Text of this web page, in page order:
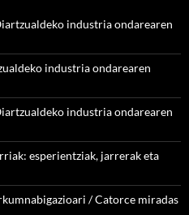
industria ondarearen
industria ondarearen
industria ondarearen
esperientziak, jarrerak eta
/ Catorce miradas